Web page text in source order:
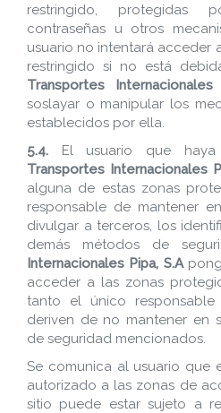
restringido, protegidas
contraseñas u otros
usuario no intentará acceder
restringido si no está
Transportes Internacionales
soslayar o manipular los
establecidos por ella.
5.4. El usuario que
Transportes Internacionales
alguna de estas zonas
responsable de mantener
divulgar a terceros, los
demás métodos de
Internacionales Pipa, S.A
acceder a las zonas
tanto el único
deriven de no mantener en
de seguridad mencionados.
Se comunica al usuario que
autorizado a las zonas de
sitio puede estar sujeto a